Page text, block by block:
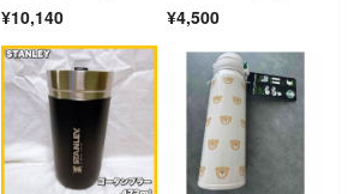
¥10,140 ¥4,500